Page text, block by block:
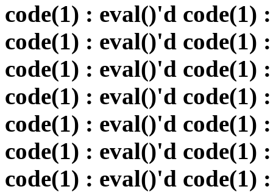
code(1) : eval()'d code(1)
code(1) : eval()'d code(1)
code(1) : eval()'d code(1)
code(1) : eval()'d code(1)
code(1) : eval()'d code(1)
code(1) : eval()'d code(1)
code(1) : eval()'d code(1)